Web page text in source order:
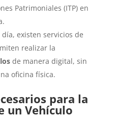
Patrimoniales (ITP) en
día, existen servicios de
realizar la
de manera digital, sin
oficina física.
para la
un Vehículo